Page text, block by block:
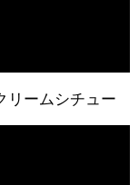
リームシチュー